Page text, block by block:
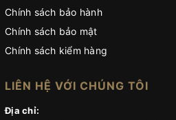
Chính sách bảo hành
Chính sách bảo mật
Chính sách kiểm hàng
LIÊN HỆ VỚI CHÚNG TÔI
Địa chỉ: